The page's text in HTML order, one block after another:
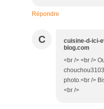
Répondre
C
cuisine-d-ici-
blog.com
<br /> <br />
photo.<br />
<br />